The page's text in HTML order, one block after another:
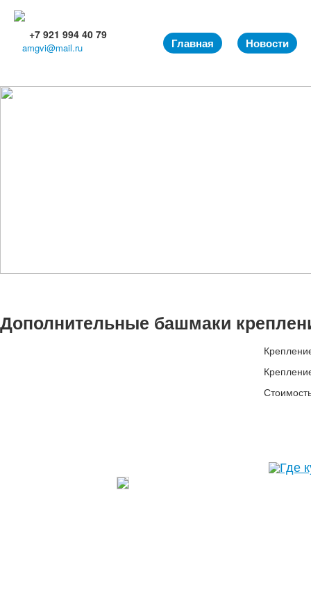
+7 921 994 40 79
amgvi@mail.ru Главная Новости
Дополнительные башмаки
Где